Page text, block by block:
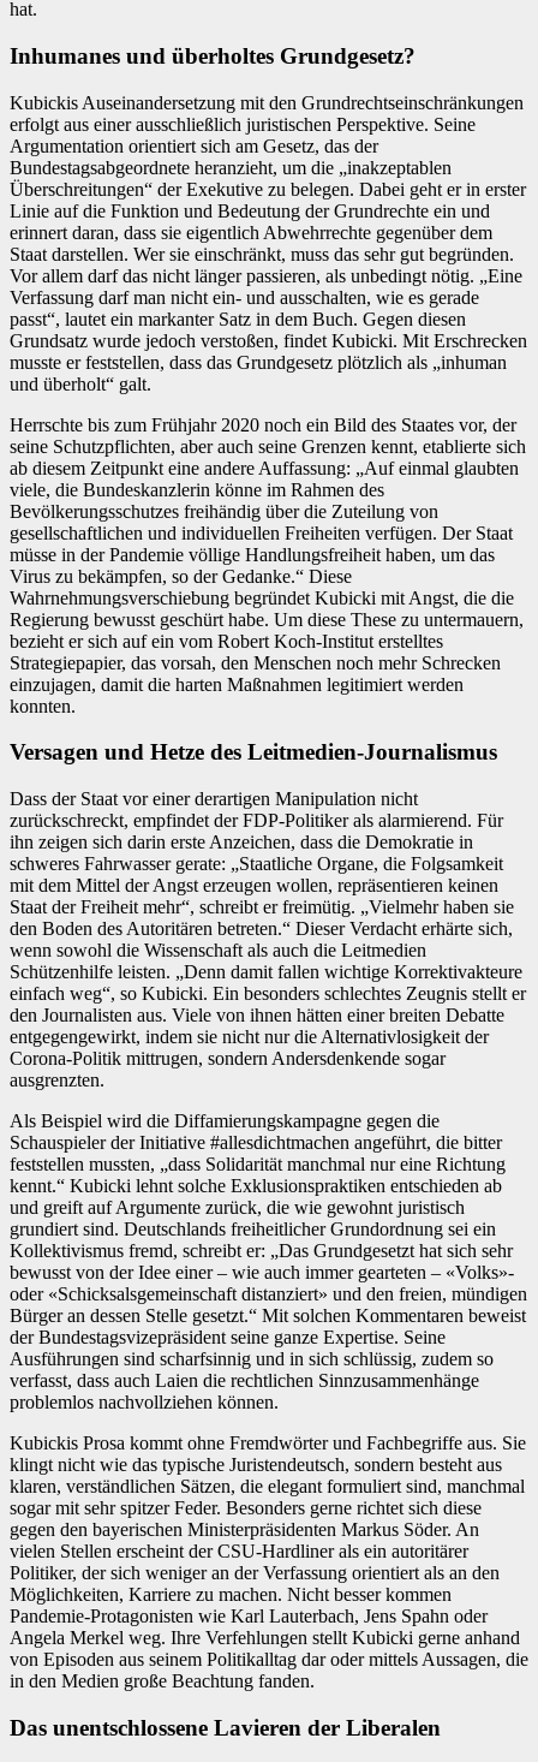
hat.
Inhumanes und überholtes Grundgesetz?
Kubickis Auseinandersetzung mit den Grundrechtseinschränkungen
erfolgt aus einer ausschließlich juristischen Perspektive. Seine
Argumentation orientiert sich am Gesetz, das der
Bundestagsabgeordnete heranzieht, um die „inakzeptablen
Überschreitungen“ der Exekutive zu belegen. Dabei geht er in erster
Linie auf die Funktion und Bedeutung der Grundrechte ein und
erinnert daran, dass sie eigentlich Abwehrrechte gegenüber dem
Staat darstellen. Wer sie einschränkt, muss das sehr gut begründen.
Vor allem darf das nicht länger passieren, als unbedingt nötig. „Eine
Verfassung darf man nicht ein- und ausschalten, wie es gerade
passt“, lautet ein markanter Satz in dem Buch. Gegen diesen
Grundsatz wurde jedoch verstoßen, findet Kubicki. Mit Erschrecken
musste er feststellen, dass das Grundgesetz plötzlich als „inhuman
und überholt“ galt.
Herrschte bis zum Frühjahr 2020 noch ein Bild des Staates vor, der
seine Schutzpflichten, aber auch seine Grenzen kennt, etablierte sich
ab diesem Zeitpunkt eine andere Auffassung: „Auf einmal glaubten
viele, die Bundeskanzlerin könne im Rahmen des
Bevölkerungsschutzes freihändig über die Zuteilung von
gesellschaftlichen und individuellen Freiheiten verfügen. Der Staat
müsse in der Pandemie völlige Handlungsfreiheit haben, um das
Virus zu bekämpfen, so der Gedanke.“ Diese
Wahrnehmungsverschiebung begründet Kubicki mit Angst, die die
Regierung bewusst geschürt habe. Um diese These zu untermauern,
bezieht er sich auf ein vom Robert Koch-Institut erstelltes
Strategiepapier, das vorsah, den Menschen noch mehr Schrecken
einzujagen, damit die harten Maßnahmen legitimiert werden
konnten.
Versagen und Hetze des Leitmedien-Journalismus
Dass der Staat vor einer derartigen Manipulation nicht
zurückschreckt, empfindet der FDP-Politiker als alarmierend. Für
ihn zeigen sich darin erste Anzeichen, dass die Demokratie in
schweres Fahrwasser gerate: „Staatliche Organe, die Folgsamkeit
mit dem Mittel der Angst erzeugen wollen, repräsentieren keinen
Staat der Freiheit mehr“, schreibt er freimütig. „Vielmehr haben sie
den Boden des Autoritären betreten.“ Dieser Verdacht erhärte sich,
wenn sowohl die Wissenschaft als auch die Leitmedien
Schützenhilfe leisten. „Denn damit fallen wichtige Korrektivakteure
einfach weg“, so Kubicki. Ein besonders schlechtes Zeugnis stellt er
den Journalisten aus. Viele von ihnen hätten einer breiten Debatte
entgegengewirkt, indem sie nicht nur die Alternativlosigkeit der
Corona-Politik mittrugen, sondern Andersdenkende sogar
ausgrenzten.
Als Beispiel wird die Diffamierungskampagne gegen die
Schauspieler der Initiative #allesdichtmachen angeführt, die bitter
feststellen mussten, „dass Solidarität manchmal nur eine Richtung
kennt.“ Kubicki lehnt solche Exklusionspraktiken entschieden ab
und greift auf Argumente zurück, die wie gewohnt juristisch
grundiert sind. Deutschlands freiheitlicher Grundordnung sei ein
Kollektivismus fremd, schreibt er: „Das Grundgesetzt hat sich sehr
bewusst von der Idee einer – wie auch immer gearteten – «Volks»-
oder «Schicksalsgemeinschaft distanziert» und den freien, mündigen
Bürger an dessen Stelle gesetzt.“ Mit solchen Kommentaren beweist
der Bundestagsvizepräsident seine ganze Expertise. Seine
Ausführungen sind scharfsinnig und in sich schlüssig, zudem so
verfasst, dass auch Laien die rechtlichen Sinnzusammenhänge
problemlos nachvollziehen können.
Kubickis Prosa kommt ohne Fremdwörter und Fachbegriffe aus. Sie
klingt nicht wie das typische Juristendeutsch, sondern besteht aus
klaren, verständlichen Sätzen, die elegant formuliert sind, manchmal
sogar mit sehr spitzer Feder. Besonders gerne richtet sich diese
gegen den bayerischen Ministerpräsidenten Markus Söder. An
vielen Stellen erscheint der CSU-Hardliner als ein autoritärer
Politiker, der sich weniger an der Verfassung orientiert als an den
Möglichkeiten, Karriere zu machen. Nicht besser kommen
Pandemie-Protagonisten wie Karl Lauterbach, Jens Spahn oder
Angela Merkel weg. Ihre Verfehlungen stellt Kubicki gerne anhand
von Episoden aus seinem Politikalltag dar oder mittels Aussagen, die
in den Medien große Beachtung fanden.
Das unentschlossene Lavieren der Liberalen